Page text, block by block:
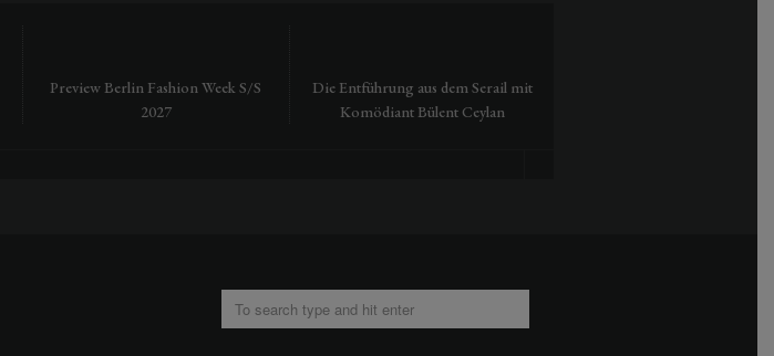
Preview Berlin Fashion Week S/S
2027
Die Entführung aus dem Serail mit
Komödiant Bülent Ceylan